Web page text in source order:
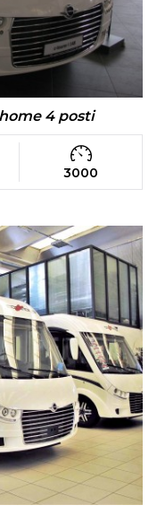
4 posti
3000